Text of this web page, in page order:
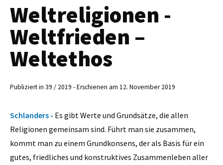
Weltreligionen -
Weltfrieden –
Weltethos
Publiziert in 39 / 2019 - Erschienen am 12. November 2019
Schlanders - Es gibt Werte und Grundsätze, die allen
Religionen gemeinsam sind. Führt man sie zusammen,
kommt man zu einem Grundkonsens, der als Basis für ein
gutes, friedliches und konstruktives Zusammenleben aller